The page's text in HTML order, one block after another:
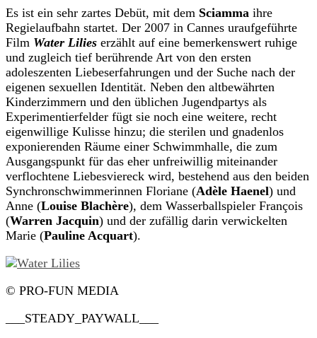
Es ist ein sehr zartes Debüt, mit dem Sciamma ihre
Regielaufbahn startet. Der 2007 in Cannes uraufgeführte
Film Water Lilies erzählt auf eine bemerkenswert ruhige
und zugleich tief berührende Art von den ersten
adoleszenten Liebeserfahrungen und der Suche nach der
eigenen sexuellen Identität. Neben den altbewährten
Kinderzimmern und den üblichen Jugendpartys als
Experimentierfelder fügt sie noch eine weitere, recht
eigenwillige Kulisse hinzu; die sterilen und gnadenlos
exponierenden Räume einer Schwimmhalle, die zum
Ausgangspunkt für das eher unfreiwillig miteinander
verflochtene Liebesviereck wird, bestehend aus den beiden
Synchronschwimmerinnen Floriane (Adèle Haenel) und
Anne (Louise Blachère), dem Wasserballspieler François
(Warren Jacquin) und der zufällig darin verwickelten
Marie (Pauline Acquart).
© PRO-FUN MEDIA
___STEADY_PAYWALL___